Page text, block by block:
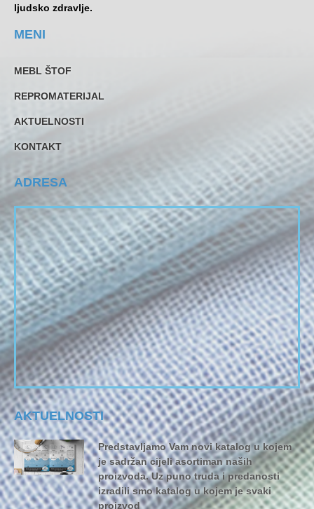
ljudsko zdravlje.
MENI
MEBL ŠTOF
REPROMATERIJAL
AKTUELNOSTI
KONTAKT
ADRESA
AKTUELNOSTI
Predstavljamo Vam novi katalog u kojem
je sadržan cijeli asortiman naših
proizvoda. Uz puno truda i predanosti
izradili smo katalog u kojem je svaki
proizvod